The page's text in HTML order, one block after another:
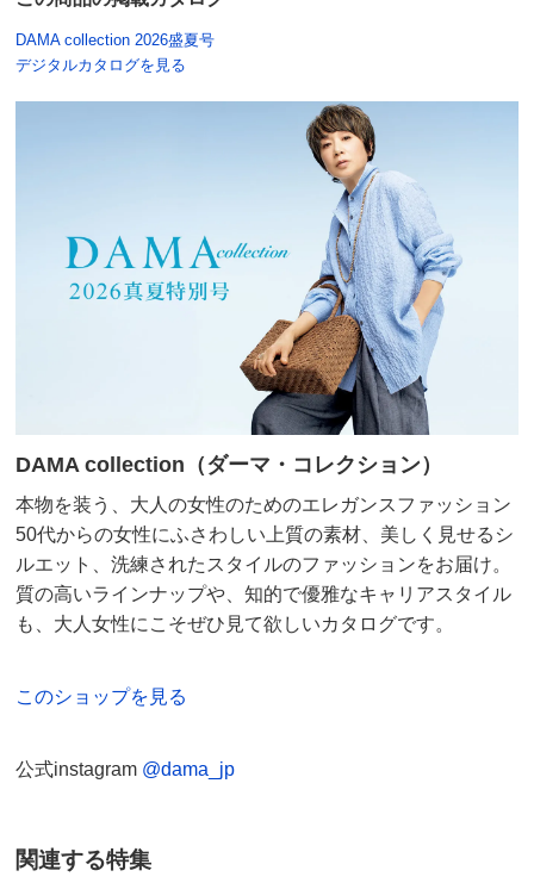
DAMA collection 2026盛夏号
デジタルカタログを見る
DAMA collection（ダーマ・コレクション）
本物を装う、大人の女性のためのエレガンスファッション
50代からの女性にふさわしい上質の素材、美しく見せるシ
ルエット、洗練されたスタイルのファッションをお届け。
質の高いラインナップや、知的で優雅なキャリアスタイル
も、大人女性にこそぜひ見て欲しいカタログです。
このショップを見る
公式instagram @dama_jp
関連する特集